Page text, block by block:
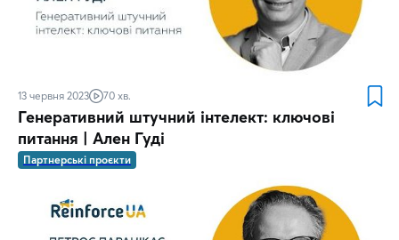
13 червня 2023 70 хв.
Генеративний штучний інтелект: ключові
питання | Ален Гуді
Партнерські проєкти